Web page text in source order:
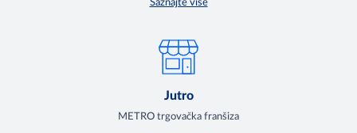
Saznajte više
Jutro
METRO trgovačka franšiza